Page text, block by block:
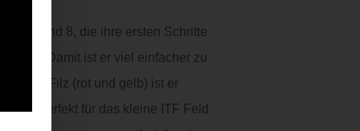
5 und 8, die ihre ersten Schritte
Damit ist er viel einfacher zu
Filz (rot und gelb) ist er
RED perfekt für das kleine ITF Feld